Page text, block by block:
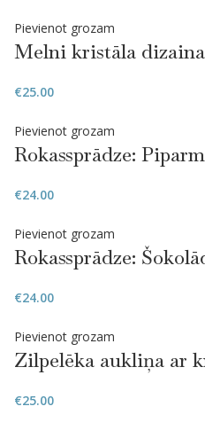
Pievienot grozam
Melni kristāla
€25.00
Pievienot grozam
Rokassprādze:
€24.00
Pievienot grozam
Rokassprādze:
€24.00
Pievienot grozam
Zilpelēka aukliņa ar
€25.00